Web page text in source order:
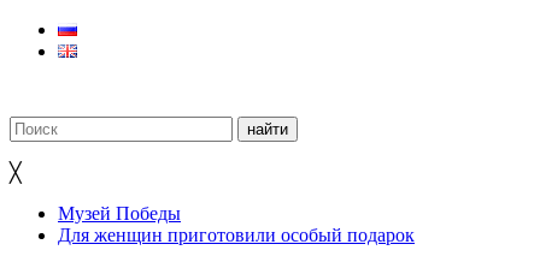
╳
Музей Победы
Для женщин приготовили особый подарок